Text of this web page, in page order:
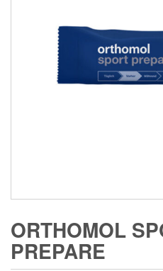
ORTHOMOL
PREPARE